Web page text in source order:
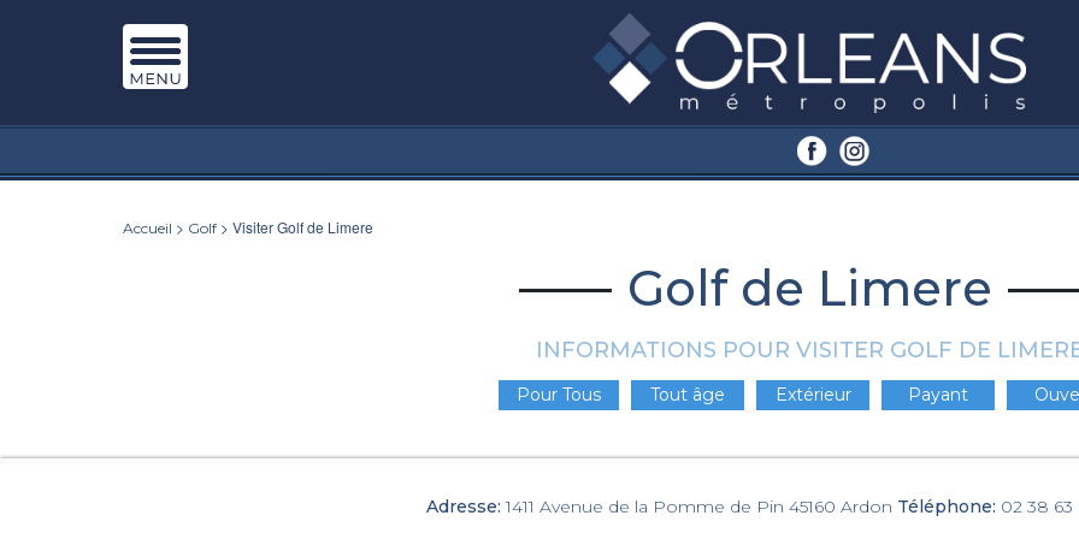
Accueil > Golf > Visiter Golf de Limere
Golf de Limere
INFORMATIONS POUR VISITER GOLF DE
Pour Tous Tout âge Extérieur Payant
Adresse: 1411 Avenue de la Pomme de Pin 45160 Ardon Téléphone: 02 38 63